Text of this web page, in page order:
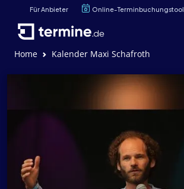
Für Anbieter Online-Terminbuchungstool
Home Kalender Maxi Schafroth